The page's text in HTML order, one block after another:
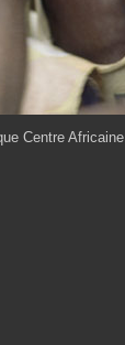
Centre Africaine